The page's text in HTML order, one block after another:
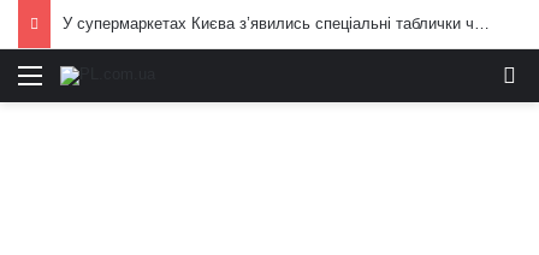
У супермаркетах Києва з’явились спеціальні таблички через обстріли РФ: подробиці і кадри
Меню